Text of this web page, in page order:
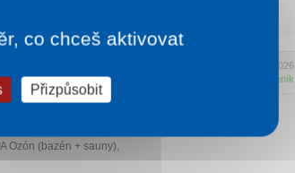
Platí 21. 6. 2026 - 20. 12. 2026
Kompletní ceník
Ozón (bazén + sauny),
co chceš aktivovat
Přizpůsobit